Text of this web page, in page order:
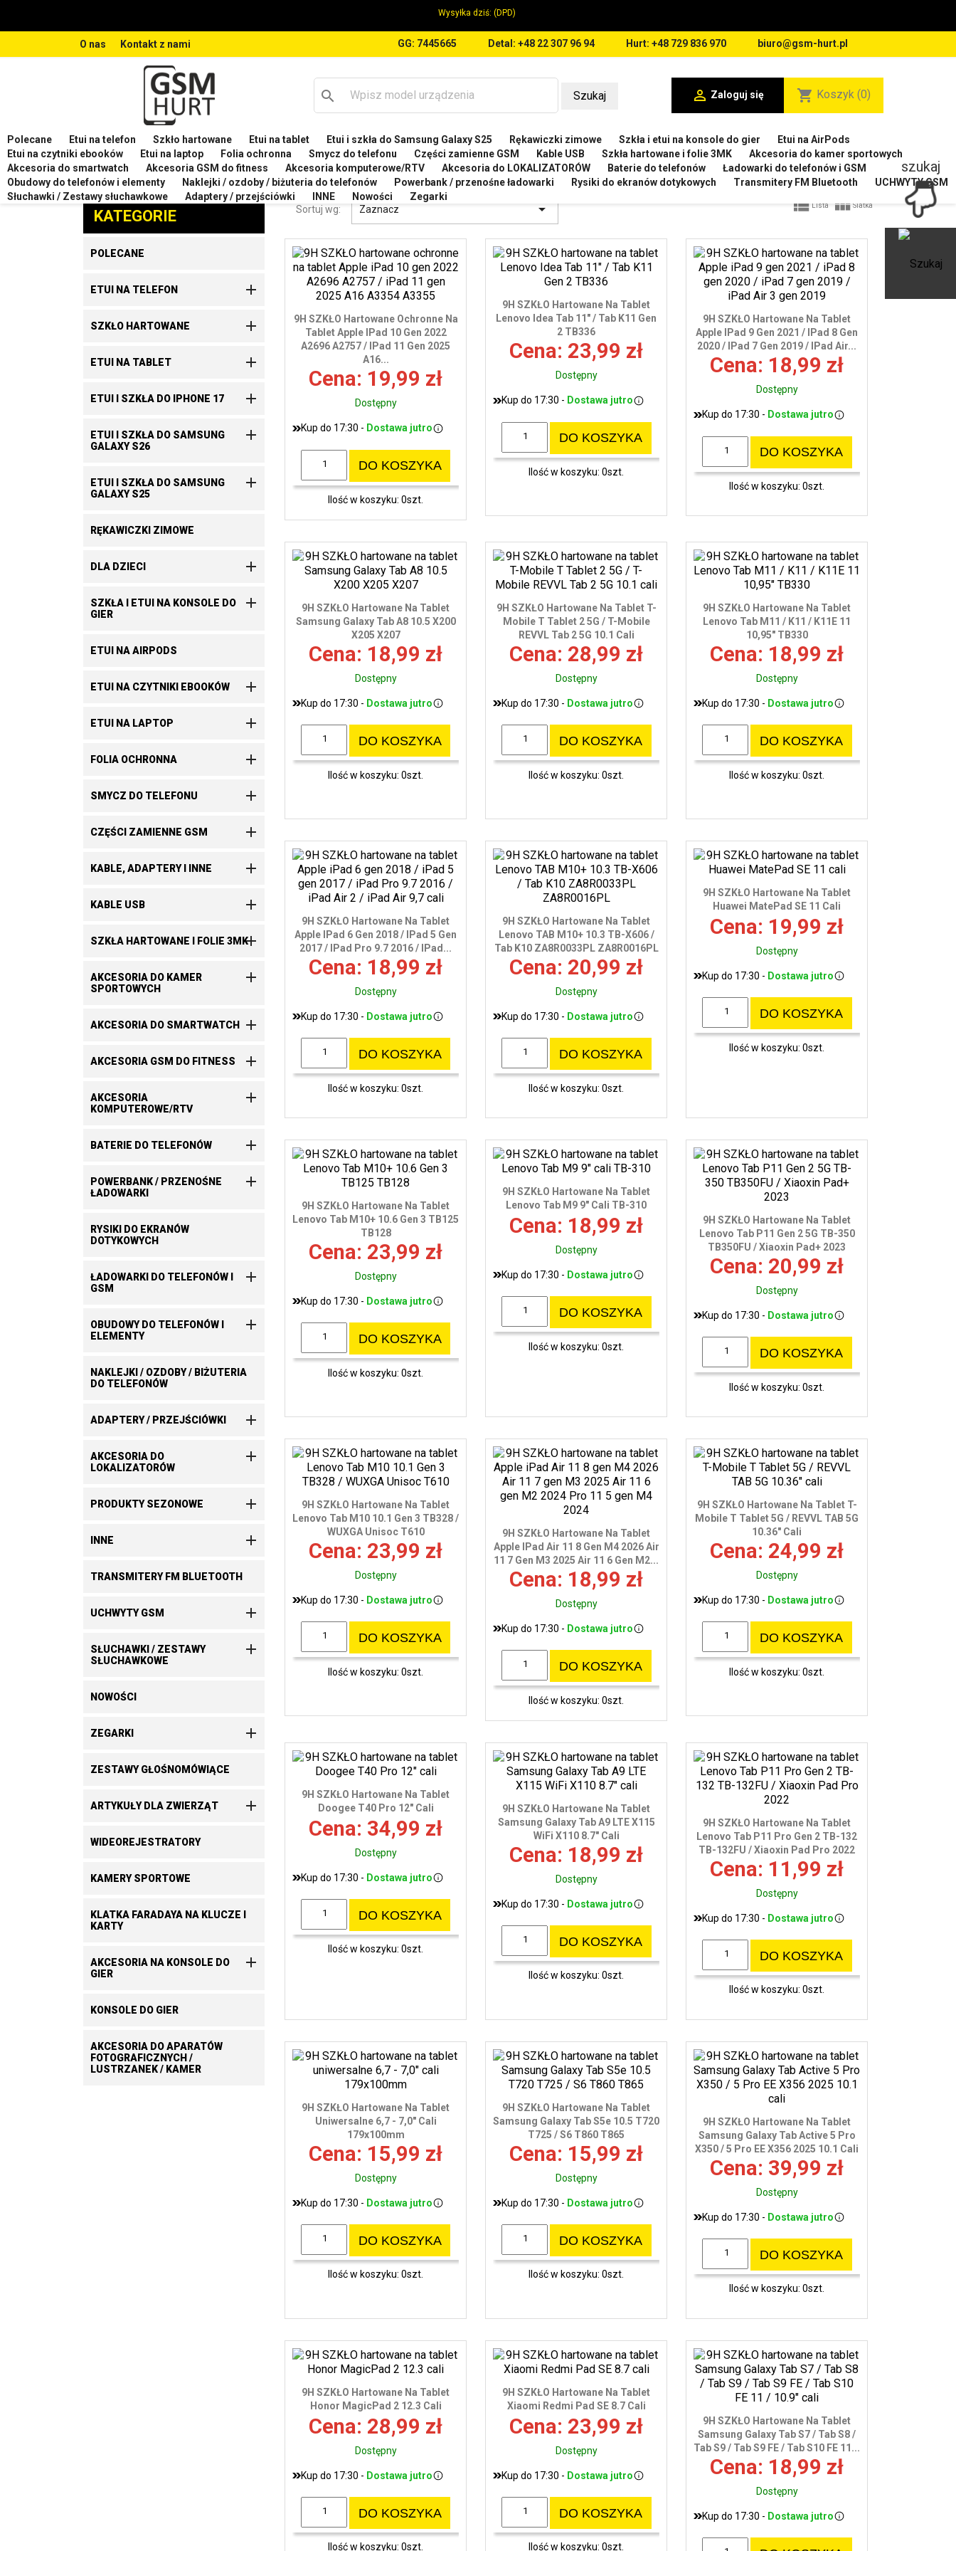
Wysyłka dziś: (DPD)
O nas Kontakt z nami GG: 7445665 Detal: +48 22 307 96 94 Hurt: +48 729 836 970 biuro@gsm-hurt.pl
search Szukaj  Zaloguj się shopping_cart Koszyk (0)
Polecane Etui na telefon Szkło hartowane Etui na tablet Etui i szkła do Samsung Galaxy S25 Rękawiczki zimowe Szkła i etui na konsole do gier
Etui na AirPods
Etui na czytniki ebooków
Etui na laptop Folia ochronna Smycz do telefonu Części zamienne GSM Kable USB Szkła hartowane i folie 3MK
Akcesoria do kamer sportowych
Akcesoria do smartwatch
Akcesoria GSM do fitness Akcesoria komputerowe/RTV Akcesoria do LOKALIZATORÓW Baterie do telefonów
Ładowarki do telefonów i GSM
Obudowy do telefonów i elementy
Naklejki / ozdoby / biżuteria do telefonów Powerbank / przenośne ładowarki Rysiki do ekranów dotykowych Transmitery FM Bluetooth
UCHWYTY GSM
Słuchawki / Zestawy słuchawkowe
Adaptery / przejściówki INNE Nowości Zegarki
Strona główna Szkło hartowane Szkło hartowane na tablet
Zaproponuj produkt
KATEGORIE
POLECANE
ETUI NA TELEFON 
SZKŁO HARTOWANE 
ETUI NA TABLET 
ETUI I SZKŁA DO IPHONE 17 
ETUI I SZKŁA DO SAMSUNG
GALAXY S26

ETUI I SZKŁA DO SAMSUNG
GALAXY S25

RĘKAWICZKI ZIMOWE
DLA DZIECI 
SZKŁA I ETUI NA KONSOLE DO
GIER

ETUI NA AIRPODS
ETUI NA CZYTNIKI EBOOKÓW 
ETUI NA LAPTOP 
FOLIA OCHRONNA 
SMYCZ DO TELEFONU 
CZĘŚCI ZAMIENNE GSM 
KABLE, ADAPTERY I INNE 
KABLE USB 
SZKŁA HARTOWANE I FOLIE 3MK
AKCESORIA DO KAMER
SPORTOWYCH

AKCESORIA DO SMARTWATCH 
AKCESORIA GSM DO FITNESS 
AKCESORIA
KOMPUTEROWE/RTV

BATERIE DO TELEFONÓW 
POWERBANK / PRZENOŚNE
ŁADOWARKI

RYSIKI DO EKRANÓW
DOTYKOWYCH
ŁADOWARKI DO TELEFONÓW I
GSM

OBUDOWY DO TELEFONÓW I
ELEMENTY

NAKLEJKI / OZDOBY / BIŻUTERIA
DO TELEFONÓW
ADAPTERY / PRZEJŚCIÓWKI 
AKCESORIA DO
LOKALIZATORÓW

PRODUKTY SEZONOWE 
INNE 
TRANSMITERY FM BLUETOOTH
UCHWYTY GSM 
SŁUCHAWKI / ZESTAWY
SŁUCHAWKOWE

NOWOŚCI
ZEGARKI 
ZESTAWY GŁOŚNOMÓWIĄCE
ARTYKUŁY DLA ZWIERZĄT 
WIDEOREJESTRATORY
KAMERY SPORTOWE
KLATKA FARADAYA NA KLUCZE I
KARTY
AKCESORIA NA KONSOLE DO
GIER

KONSOLE DO GIER
AKCESORIA DO APARATÓW
FOTOGRAFICZNYCH /
LUSTRZANEK / KAMER
SZKŁO HARTOWANE NA TABLET
Sortuj wg: Zaznacz   Lista  Siatka
9H SZKŁO Hartowane Ochronne Na
Tablet Apple IPad 10 Gen 2022
A2696 A2757 / IPad 11 Gen 2025
A16...
Cena: 19,99 zł
Dostępny
Kup do 17:30 - Dostawa jutro
DO KOSZYKA
Ilość w koszyku: 0szt.
9H SZKŁO Hartowane Na Tablet
Lenovo Idea Tab 11" / Tab K11 Gen
2 TB336
Cena: 23,99 zł
Dostępny
Kup do 17:30 - Dostawa jutro
DO KOSZYKA
Ilość w koszyku: 0szt.
9H SZKŁO Hartowane Na Tablet
Apple IPad 9 Gen 2021 / IPad 8 Gen
2020 / IPad 7 Gen 2019 / IPad Air...
Cena: 18,99 zł
Dostępny
Kup do 17:30 - Dostawa jutro
DO KOSZYKA
Ilość w koszyku: 0szt.
9H SZKŁO Hartowane Na Tablet
Samsung Galaxy Tab A8 10.5 X200
X205 X207
Cena: 18,99 zł
Dostępny
Kup do 17:30 - Dostawa jutro
DO KOSZYKA
Ilość w koszyku: 0szt.
9H SZKŁO Hartowane Na Tablet T-
Mobile T Tablet 2 5G / T-Mobile
REVVL Tab 2 5G 10.1 Cali
Cena: 28,99 zł
Dostępny
Kup do 17:30 - Dostawa jutro
DO KOSZYKA
Ilość w koszyku: 0szt.
9H SZKŁO Hartowane Na Tablet
Lenovo Tab M11 / K11 / K11E 11
10,95" TB330
Cena: 18,99 zł
Dostępny
Kup do 17:30 - Dostawa jutro
DO KOSZYKA
Ilość w koszyku: 0szt.
9H SZKŁO Hartowane Na Tablet
Apple IPad 6 Gen 2018 / IPad 5 Gen
2017 / IPad Pro 9.7 2016 / IPad...
Cena: 18,99 zł
Dostępny
Kup do 17:30 - Dostawa jutro
DO KOSZYKA
Ilość w koszyku: 0szt.
9H SZKŁO Hartowane Na Tablet
Lenovo TAB M10+ 10.3 TB-X606 /
Tab K10 ZA8R0033PL ZA8R0016PL
Cena: 20,99 zł
Dostępny
Kup do 17:30 - Dostawa jutro
DO KOSZYKA
Ilość w koszyku: 0szt.
9H SZKŁO Hartowane Na Tablet
Huawei MatePad SE 11 Cali
Cena: 19,99 zł
Dostępny
Kup do 17:30 - Dostawa jutro
DO KOSZYKA
Ilość w koszyku: 0szt.
9H SZKŁO Hartowane Na Tablet
Lenovo Tab M10+ 10.6 Gen 3 TB125
TB128
Cena: 23,99 zł
Dostępny
Kup do 17:30 - Dostawa jutro
DO KOSZYKA
Ilość w koszyku: 0szt.
9H SZKŁO Hartowane Na Tablet
Lenovo Tab M9 9" Cali TB-310
Cena: 18,99 zł
Dostępny
Kup do 17:30 - Dostawa jutro
DO KOSZYKA
Ilość w koszyku: 0szt.
9H SZKŁO Hartowane Na Tablet
Lenovo Tab P11 Gen 2 5G TB-350
TB350FU / Xiaoxin Pad+ 2023
Cena: 20,99 zł
Dostępny
Kup do 17:30 - Dostawa jutro
DO KOSZYKA
Ilość w koszyku: 0szt.
9H SZKŁO Hartowane Na Tablet
Lenovo Tab M10 10.1 Gen 3 TB328 /
WUXGA Unisoc T610
Cena: 23,99 zł
Dostępny
Kup do 17:30 - Dostawa jutro
DO KOSZYKA
Ilość w koszyku: 0szt.
9H SZKŁO Hartowane Na Tablet
Apple IPad Air 11 8 Gen M4 2026 Air
11 7 Gen M3 2025 Air 11 6 Gen M2...
Cena: 18,99 zł
Dostępny
Kup do 17:30 - Dostawa jutro
DO KOSZYKA
Ilość w koszyku: 0szt.
9H SZKŁO Hartowane Na Tablet T-
Mobile T Tablet 5G / REVVL TAB 5G
10.36" Cali
Cena: 24,99 zł
Dostępny
Kup do 17:30 - Dostawa jutro
DO KOSZYKA
Ilość w koszyku: 0szt.
9H SZKŁO Hartowane Na Tablet
Doogee T40 Pro 12" Cali
Cena: 34,99 zł
Dostępny
Kup do 17:30 - Dostawa jutro
DO KOSZYKA
Ilość w koszyku: 0szt.
9H SZKŁO Hartowane Na Tablet
Samsung Galaxy Tab A9 LTE X115
WiFi X110 8.7" Cali
Cena: 18,99 zł
Dostępny
Kup do 17:30 - Dostawa jutro
DO KOSZYKA
Ilość w koszyku: 0szt.
9H SZKŁO Hartowane Na Tablet
Lenovo Tab P11 Pro Gen 2 TB-132
TB-132FU / Xiaoxin Pad Pro 2022
Cena: 11,99 zł
Dostępny
Kup do 17:30 - Dostawa jutro
DO KOSZYKA
Ilość w koszyku: 0szt.
9H SZKŁO Hartowane Na Tablet
Uniwersalne 6,7 - 7,0" Cali
179x100mm
Cena: 15,99 zł
Dostępny
Kup do 17:30 - Dostawa jutro
DO KOSZYKA
Ilość w koszyku: 0szt.
9H SZKŁO Hartowane Na Tablet
Samsung Galaxy Tab S5e 10.5 T720
T725 / S6 T860 T865
Cena: 15,99 zł
Dostępny
Kup do 17:30 - Dostawa jutro
DO KOSZYKA
Ilość w koszyku: 0szt.
9H SZKŁO Hartowane Na Tablet
Samsung Galaxy Tab Active 5 Pro
X350 / 5 Pro EE X356 2025 10.1 Cali
Cena: 39,99 zł
Dostępny
Kup do 17:30 - Dostawa jutro
DO KOSZYKA
Ilość w koszyku: 0szt.
9H SZKŁO Hartowane Na Tablet
Honor MagicPad 2 12.3 Cali
Cena: 28,99 zł
Dostępny
Kup do 17:30 - Dostawa jutro
DO KOSZYKA
Ilość w koszyku: 0szt.
9H SZKŁO Hartowane Na Tablet
Xiaomi Redmi Pad SE 8.7 Cali
Cena: 23,99 zł
Dostępny
Kup do 17:30 - Dostawa jutro
DO KOSZYKA
Ilość w koszyku: 0szt.
9H SZKŁO Hartowane Na Tablet
Samsung Galaxy Tab S7 / Tab S8 /
Tab S9 / Tab S9 FE / Tab S10 FE 11...
Cena: 18,99 zł
Dostępny
Kup do 17:30 - Dostawa jutro
szukaj